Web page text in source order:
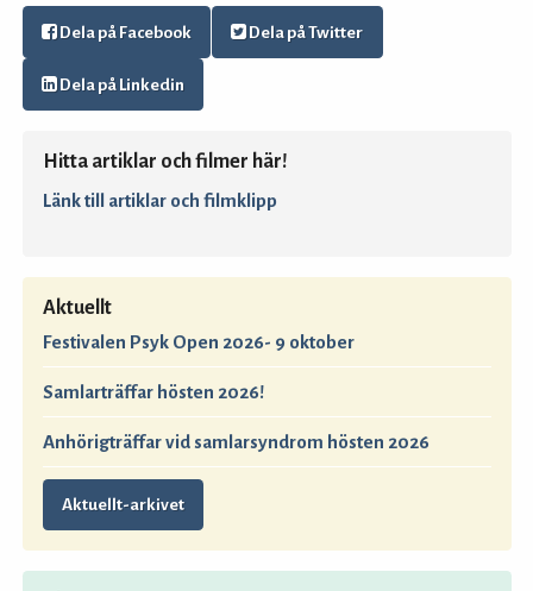
Dela på Facebook Dela på Twitter
Dela på Linkedin
Hitta artiklar och filmer här!
Länk till artiklar och filmklipp
Aktuellt
Festivalen Psyk Open 2026- 9 oktober
Samlarträffar hösten 2026!
Anhörigträffar vid samlarsyndrom hösten 2026
Aktuellt-arkivet